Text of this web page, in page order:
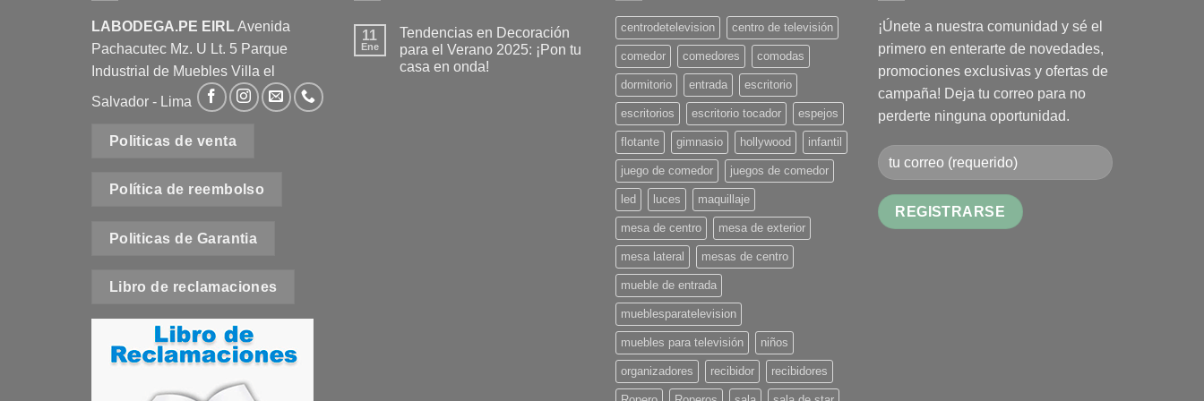
Las
opciones
se
pueden
elegir
en
página
de
producto
LABODEGA.PE EIRLAvenida
Pachacutec Mz. U Lt. 5 Parque
Industrial de Muebles Villa el
Salvador - Lima
Politicas de venta
Política de reembolso
Politicas de Garantia
Libro de reclamaciones
11
Ene
Tendencias en Decoración
para el Verano 2025: ¡Pon tu
casa en onda!
centrodetelevision centro de televisión
comedor comedores comodas
dormitorio entrada escritorio
escritorios escritorio tocador espejos
flotante gimnasio hollywood infantil
juego de comedor juegos de comedor
led luces maquillaje
mesa de centro mesa de exterior
mesa lateral mesas de centro
mueble de entrada
mueblesparatelevision
muebles para televisión niños
organizadores recibidor recibidores
¡Únete a nuestra comunidad y sé el
primero en enterarte de novedades,
promociones exclusivas y ofertas de
campaña! Deja tu correo para no
perderte ninguna oportunidad.